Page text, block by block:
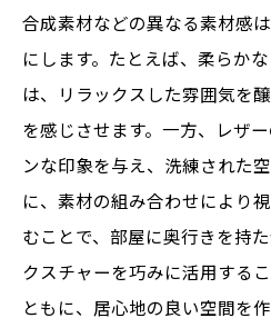
合成素材などの異なる素材感
にします。たとえば、柔らか
は、リラックスした雰囲気を
を感じさせます。一方、レザ
ンな印象を与え、洗練された
に、素材の組み合わせにより
むことで、部屋に奥行きを持
クスチャーを巧みに活用する
ともに、居心地の良い空間を